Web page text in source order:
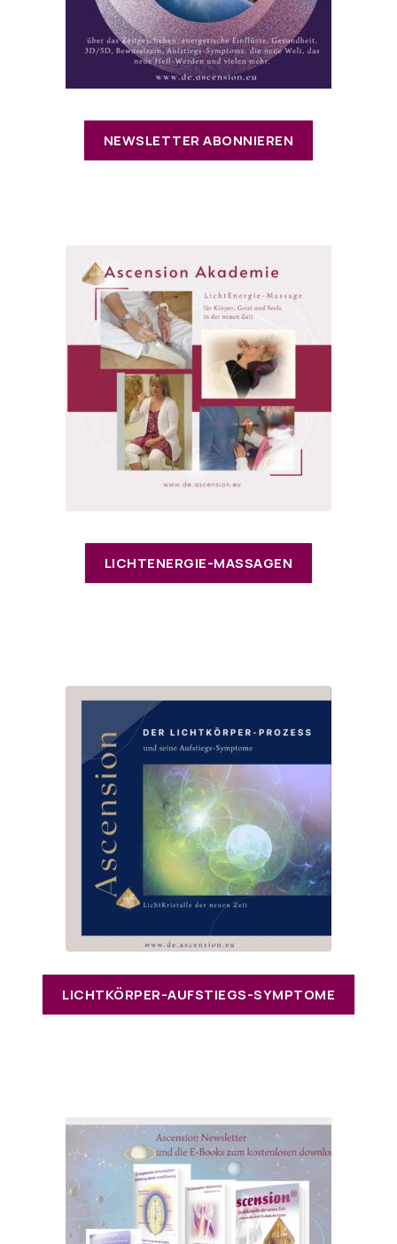
NEWSLETTER ABONNIEREN
LICHTENERGIE-MASSAGEN
LICHTKÖRPER-AUFSTIEGS-SYMPTOME